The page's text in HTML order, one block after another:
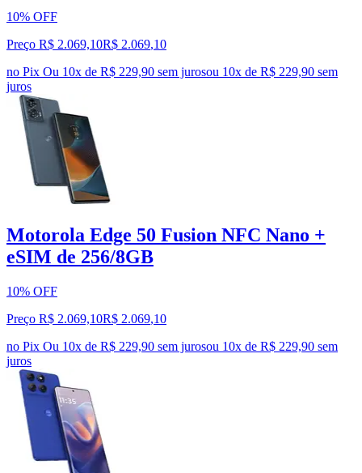
10% OFF
Preço R$ 2.069,10R$ 2.069,10
no Pix Ou 10x de R$ 229,90 sem jurosou 10x de R$ 229,90 sem
juros
Motorola Edge 50 Fusion NFC Nano +
eSIM de 256/8GB
10% OFF
Preço R$ 2.069,10R$ 2.069,10
no Pix Ou 10x de R$ 229,90 sem jurosou 10x de R$ 229,90 sem
juros